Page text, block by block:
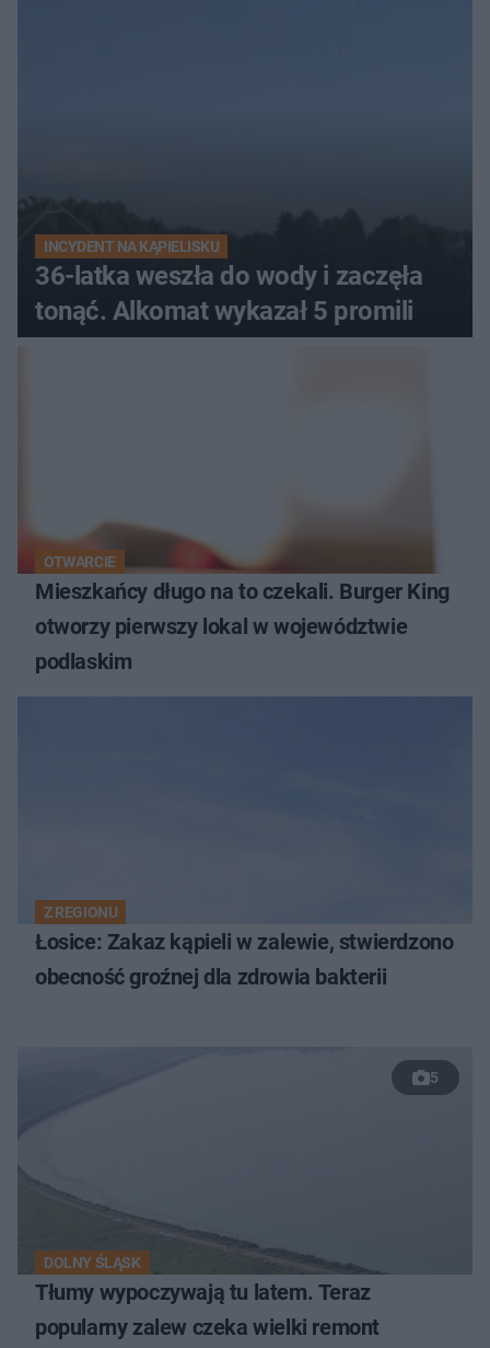
INCYDENT NA KĄPIELISKU
36-latka weszła do wody i zaczęła
tonąć. Alkomat wykazał 5 promili
OTWARCIE
Mieszkańcy długo na to czekali. Burger King
otworzy pierwszy lokal w województwie
podlaskim
Z REGIONU
Łosice: Zakaz kąpieli w zalewie, stwierdzono
obecność groźnej dla zdrowia bakterii
5
DOLNY ŚLĄSK
Tłumy wypoczywają tu latem. Teraz
popularny zalew czeka wielki remont